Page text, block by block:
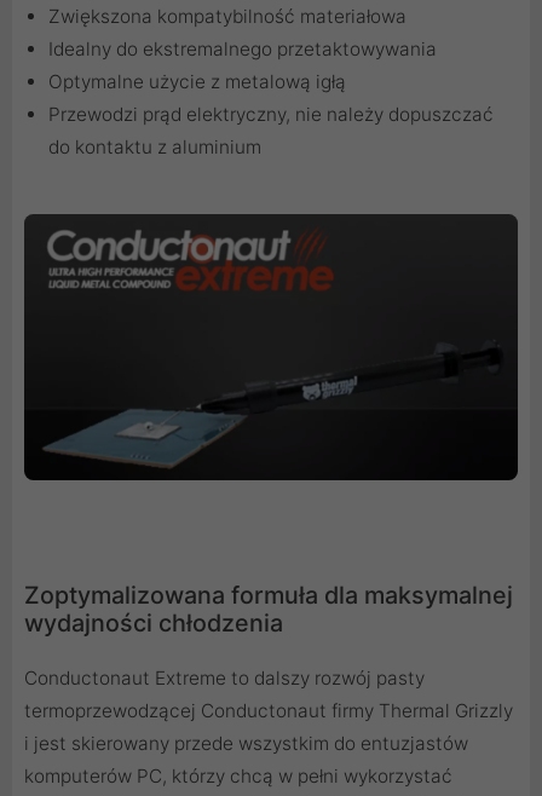
Zwiększona kompatybilność materiałowa
Idealny do ekstremalnego przetaktowywania
Optymalne użycie z metalową igłą
Przewodzi prąd elektryczny, nie należy dopuszczać
do kontaktu z aluminium
Zoptymalizowana formuła dla maksymalnej
wydajności chłodzenia
Conductonaut Extreme to dalszy rozwój pasty
termoprzewodzącej Conductonaut firmy Thermal Grizzly
i jest skierowany przede wszystkim do entuzjastów
komputerów PC, którzy chcą w pełni wykorzystać